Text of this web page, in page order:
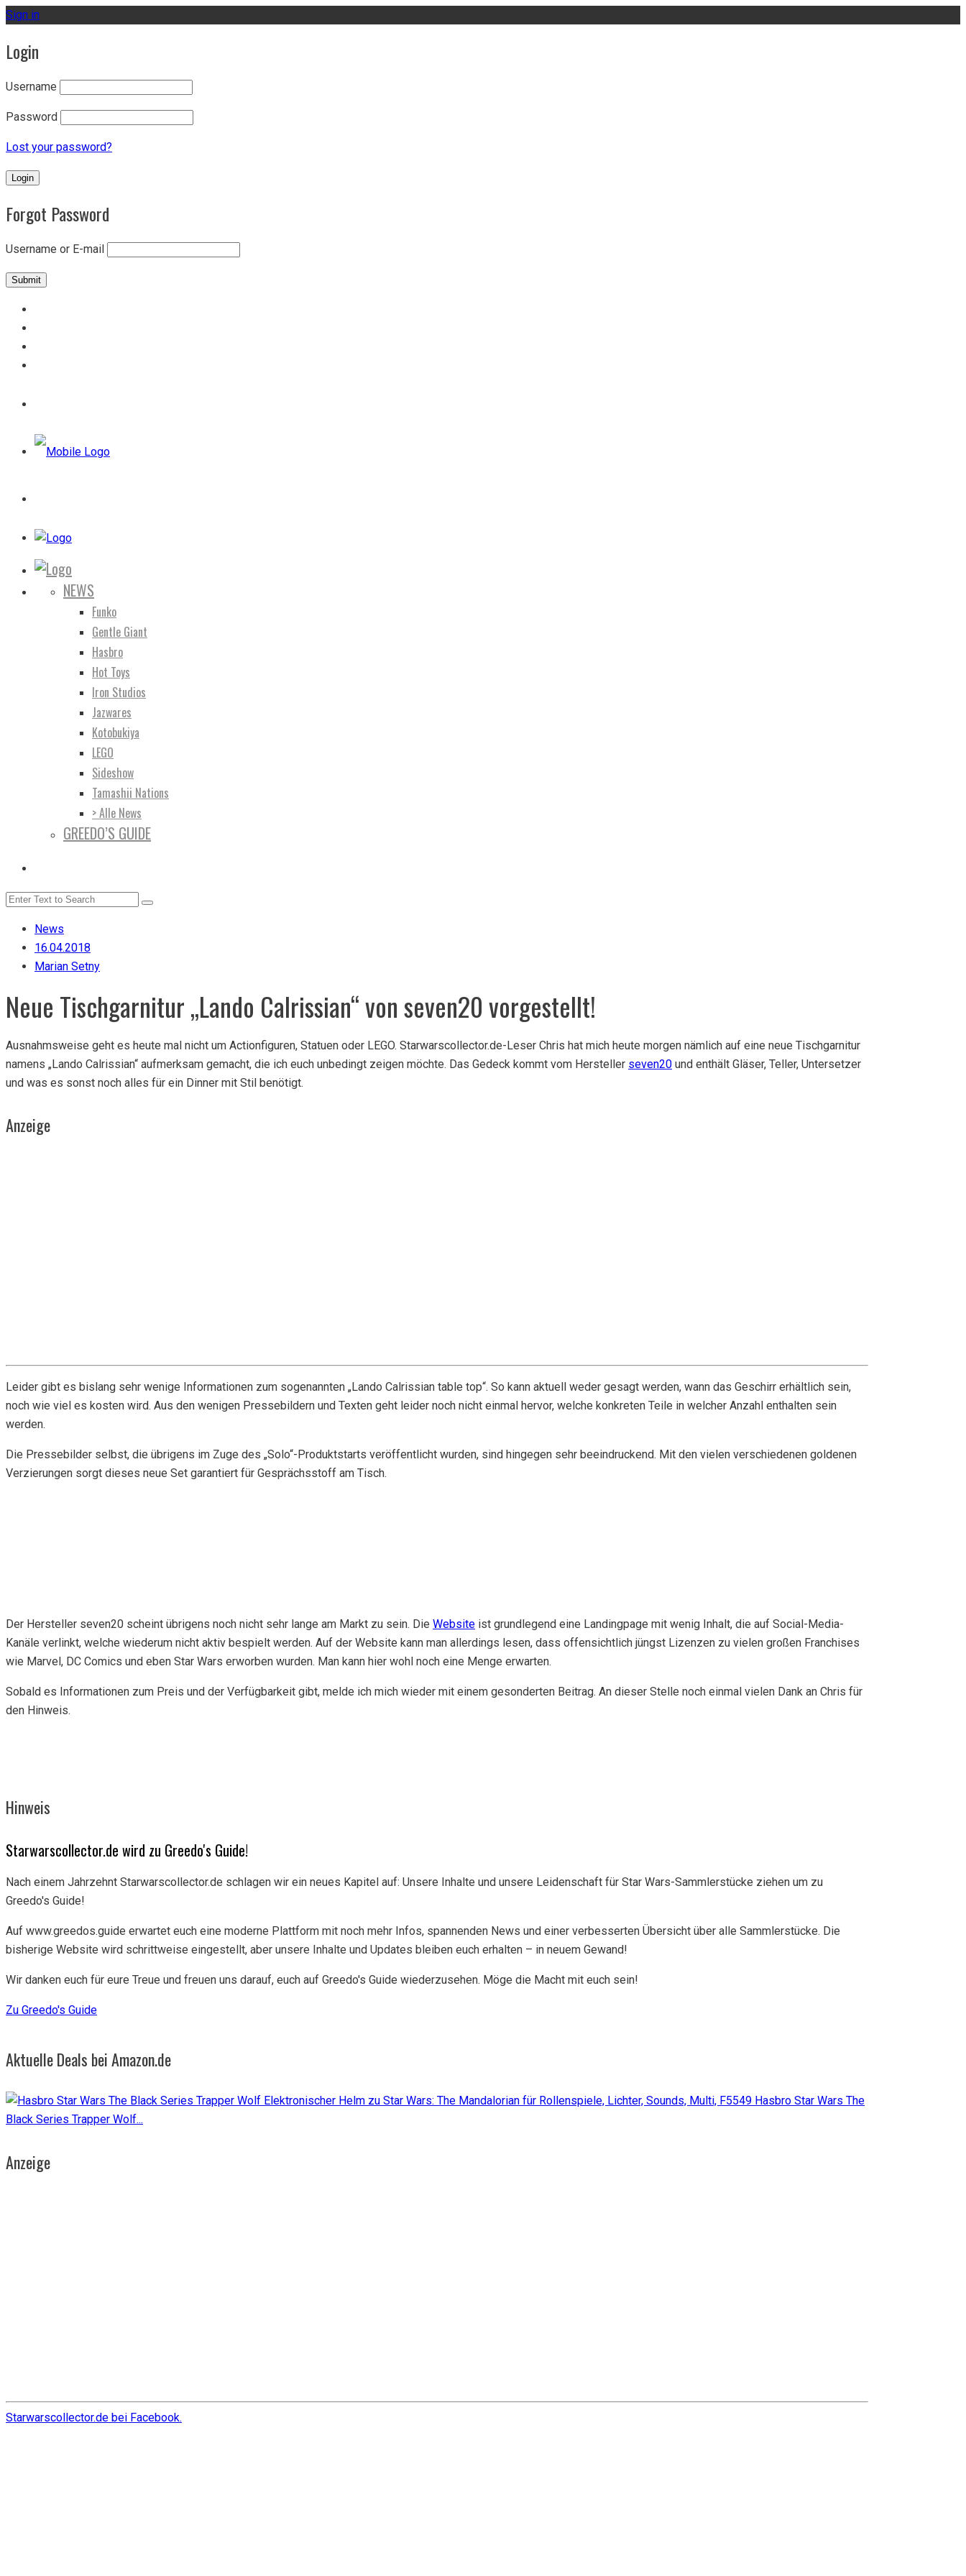
Sign in
Login
Username
Password
Lost your password?
Forgot Password
Username or E-mail
NEWS
Funko
Gentle Giant
Hasbro
Hot Toys
Iron Studios
Jazwares
Kotobukiya
LEGO
Sideshow
Tamashii Nations
> Alle News
GREEDO’S GUIDE
News
16.04.2018
Marian Setny
Neue Tischgarnitur „Lando Calrissian“ von seven20 vorgestellt!
Ausnahmsweise geht es heute mal nicht um Actionfiguren, Statuen oder LEGO. Starwarscollector.de-Leser Chris hat mich heute morgen nämlich auf eine neue Tischgarnitur
namens „Lando Calrissian“ aufmerksam gemacht, die ich euch unbedingt zeigen möchte. Das Gedeck kommt vom Hersteller seven20 und enthält Gläser, Teller, Untersetzer
und was es sonst noch alles für ein Dinner mit Stil benötigt.
Anzeige
Leider gibt es bislang sehr wenige Informationen zum sogenannten „Lando Calrissian table top“. So kann aktuell weder gesagt werden, wann das Geschirr erhältlich sein,
noch wie viel es kosten wird. Aus den wenigen Pressebildern und Texten geht leider noch nicht einmal hervor, welche konkreten Teile in welcher Anzahl enthalten sein
werden.
Die Pressebilder selbst, die übrigens im Zuge des „Solo“-Produktstarts veröffentlicht wurden, sind hingegen sehr beeindruckend. Mit den vielen verschiedenen goldenen
Verzierungen sorgt dieses neue Set garantiert für Gesprächsstoff am Tisch.
Der Hersteller seven20 scheint übrigens noch nicht sehr lange am Markt zu sein. Die Website ist grundlegend eine Landingpage mit wenig Inhalt, die auf Social-Media-
Kanäle verlinkt, welche wiederum nicht aktiv bespielt werden. Auf der Website kann man allerdings lesen, dass offensichtlich jüngst Lizenzen zu vielen großen Franchises
wie Marvel, DC Comics und eben Star Wars erworben wurden. Man kann hier wohl noch eine Menge erwarten.
Sobald es Informationen zum Preis und der Verfügbarkeit gibt, melde ich mich wieder mit einem gesonderten Beitrag. An dieser Stelle noch einmal vielen Dank an Chris für
den Hinweis.
Hinweis
Starwarscollector.de wird zu Greedo's Guide!
Nach einem Jahrzehnt Starwarscollector.de schlagen wir ein neues Kapitel auf: Unsere Inhalte und unsere Leidenschaft für Star Wars-Sammlerstücke ziehen um zu
Greedo's Guide!
Auf www.greedos.guide erwartet euch eine moderne Plattform mit noch mehr Infos, spannenden News und einer verbesserten Übersicht über alle Sammlerstücke. Die
bisherige Website wird schrittweise eingestellt, aber unsere Inhalte und Updates bleiben euch erhalten – in neuem Gewand!
Wir danken euch für eure Treue und freuen uns darauf, euch auf Greedo's Guide wiederzusehen. Möge die Macht mit euch sein!
Zu Greedo's Guide
Aktuelle Deals bei Amazon.de
Hasbro Star Wars The
Black Series Trapper Wolf...
Anzeige
Starwarscollector.de bei Facebook.